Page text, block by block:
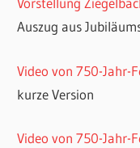
Auszug aus
Video von 750-Jahr-
kurze Version
Video von 750-Jahr-